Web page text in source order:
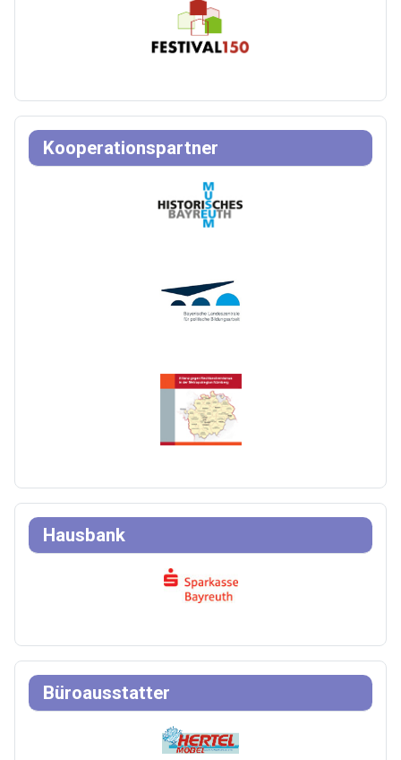
Kooperationspartner
Hausbank
Büroausstatter